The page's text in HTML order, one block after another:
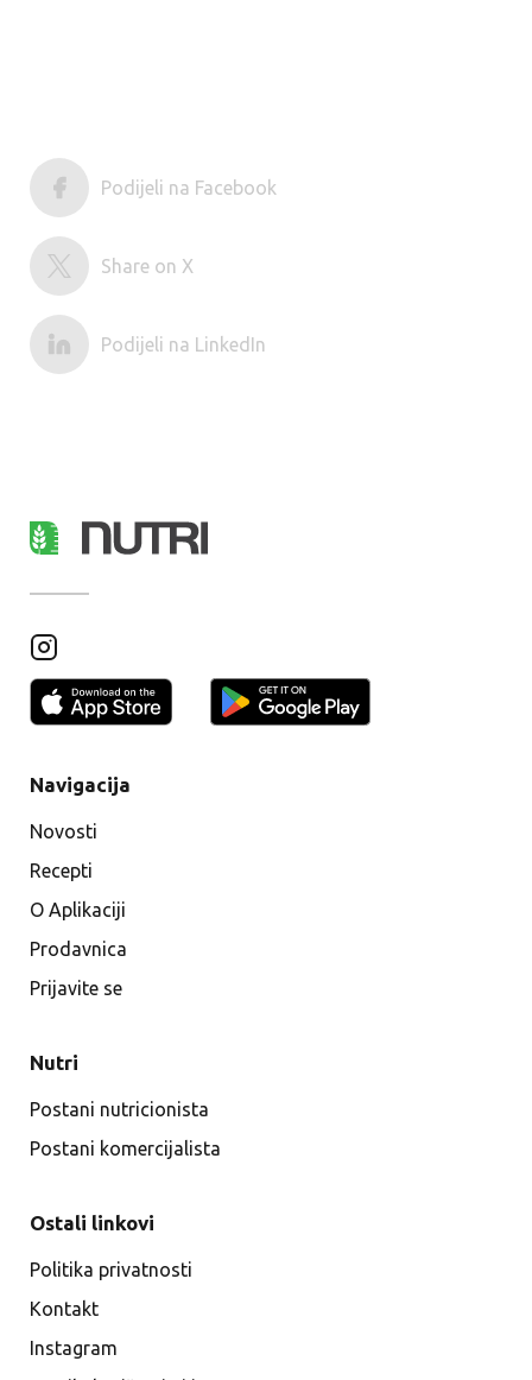
Podijeli na Facebook
Share on X
Podijeli na LinkedIn
Navigacija
Novosti
Recepti
O Aplikaciji
Prodavnica
Prijavite se
Nutri
Postani nutricionista
Postani komercijalista
Ostali linkovi
Politika privatnosti
Kontakt
Instagram